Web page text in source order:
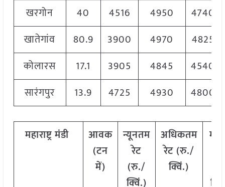
खरगोन
40 4516 4950
4740
खातेगांव
80.9 3900 4970
4825
कोलारस
17.1 3905 4845
4540
सारंगपुर
13.9 4725 4930 4800
महाराष्ट्रमंडी
आवक
(टन
में)
न्यूनतम
रेट
(रु./
क्विं.)
अधिकतम
रेट (रु./
क्विं.)